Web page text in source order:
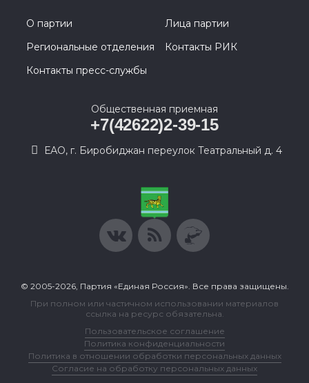
О партии
Лица партии
Региональные отделения
Контакты РИК
Контакты пресс-службы
Общественная приемная
+7(42622)2-39-15
ЕАО, г. Биробиджан переулок Театральный д. 4
© 2005-2026, Партия «Единая Россия». Все права защищены.
При полном или частичном использовании материалов
ссылка на ресурс обязательна.
Пользовательское соглашение
Политика конфиденциальности
Политика в отношении обработки персональных данных
Согласие на обработку персональных данных